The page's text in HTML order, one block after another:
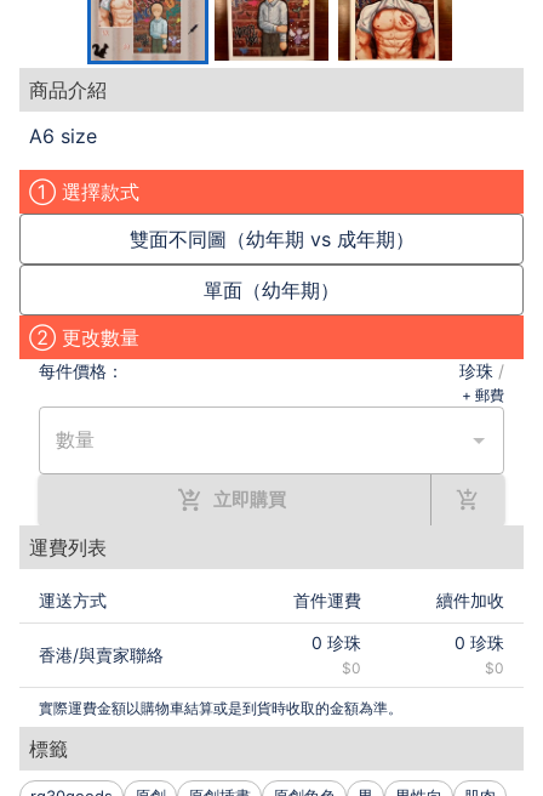
商品介紹
A6 size
① 選擇款式
雙面不同圖（幼年期 vs 成年期）
單面（幼年期）
② 更改數量
每件價格： 珍珠 /
+ 郵費
數量
立即購買
運費列表
運送方式 首件運費 續件加收
香港/與賣家聯絡
0 珍珠
$0
0 珍珠
$0
實際運費金額以購物車結算或是到貨時收取的金額為準。
標籤